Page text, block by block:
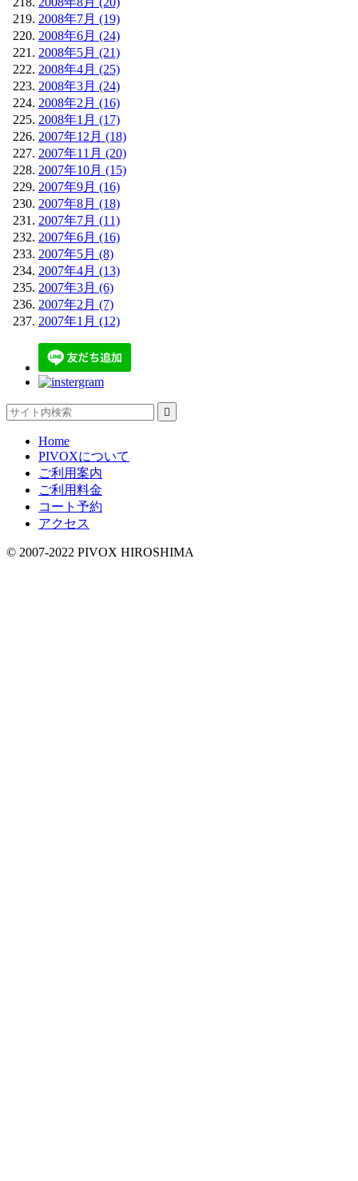
2008年7月 (19)
2008年6月 (24)
2008年5月 (21)
2008年4月 (25)
2008年3月 (24)
2008年2月 (16)
2008年1月 (17)
2007年12月 (18)
2007年11月 (20)
2007年10月 (15)
2007年9月 (16)
2007年8月 (18)
2007年7月 (11)
2007年6月 (16)
2007年5月 (8)
2007年4月 (13)
2007年3月 (6)
2007年2月 (7)
2007年1月 (12)

Home
PIVOXについて
ご利用案内
ご利用料金
コート予約
アクセス
© 2007-2022 PIVOX HIROSHIMA